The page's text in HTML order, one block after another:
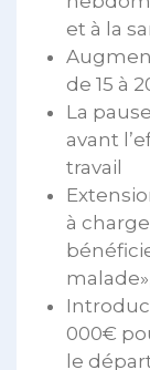
et à la
de 15 à
La
avant
travail
à
000€
le